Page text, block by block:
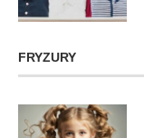
FRYZURY